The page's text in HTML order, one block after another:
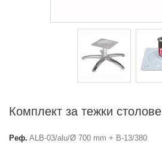
Комплект за тежки столове
Реф. ALB-03/alu/Ø 700 mm + B-13/380